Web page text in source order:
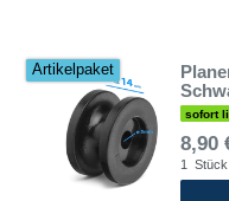
Artikelpaket
sofort
8,90
1 Stück